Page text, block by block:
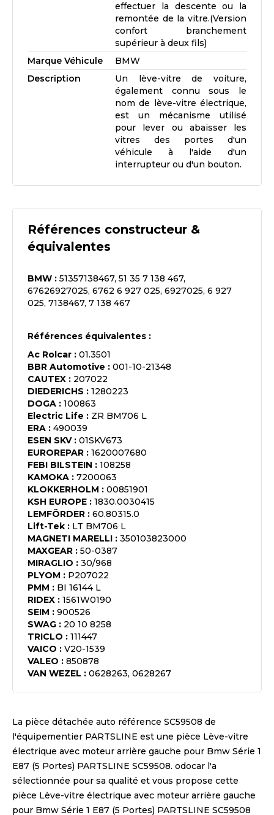
effectuer la descente ou la
remontée de la vitre.(Version
confort branchement
supérieur à deux fils)
Marque Véhicule
BMW
Description
Un lève-vitre de voiture,
également connu sous le
nom de lève-vitre électrique,
est un mécanisme utilisé
pour lever ou abaisser les
vitres des portes d'un
véhicule à l'aide d'un
interrupteur ou d'un bouton.
Références constructeur &
équivalentes
BMW : 51357138467, 51 35 7 138 467,
67626927025, 6762 6 927 025, 6927025, 6 927
025, 7138467, 7 138 467
Références équivalentes :
Ac Rolcar : 01.3501
BBR Automotive : 001-10-21348
CAUTEX : 207022
DIEDERICHS : 1280223
DOGA : 100863
Electric Life : ZR BM706 L
ERA : 490039
ESEN SKV: 01SKV673
EUROREPAR : 1620007680
FEBI BILSTEIN : 108258
KAMOKA : 7200063
KLOKKERHOLM : 00851901
KSH EUROPE : 1830.0030415
LEMFÖRDER : 60.80315.0
Lift-Tek : LT BM706 L
MAGNETI MARELLI : 350103823000
MAXGEAR : 50-0387
MIRAGLIO : 30/968
PLYOM : P207022
PMM : BI 16144 L
RIDEX : 1561W0190
SEIM : 900526
SWAG : 20 10 8258
TRICLO : 111447
VAICO : V20-1539
VALEO : 850878
VAN WEZEL : 0628263, 0628267
La pièce détachée auto référence SC59508 de
l'équipementier PARTSLINE est une pièce Lève-vitre
électrique avec moteur arrière gauche pour Bmw Série 1
E87 (5 Portes) PARTSLINE SC59508. odocar l'a
sélectionnée pour sa qualité et vous propose cette
pièce Lève-vitre électrique avec moteur arrière gauche
pour Bmw Série 1 E87 (5 Portes) PARTSLINE SC59508